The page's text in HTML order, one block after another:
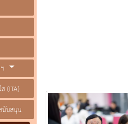
(ITA)
นับสนุน